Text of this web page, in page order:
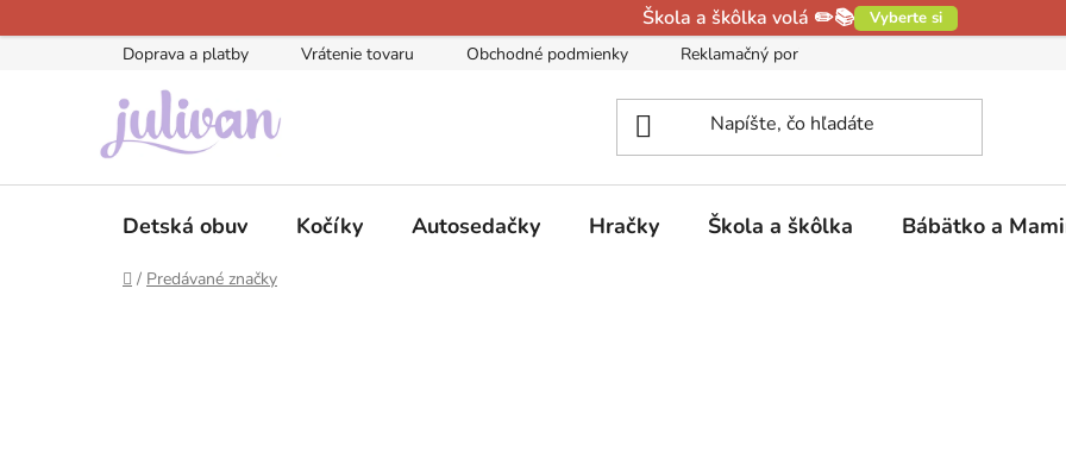
na
Škola a škôlka volá ✏️📚 Vyberte si
Doprava a platby Vrátenie tovaru Obchodné podmienky Reklamačný poriadok
Detská obuv Kočíky Autosedačky Hračky Škola a škôlka Bábätko a
Domov
/ Predávané značky